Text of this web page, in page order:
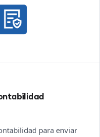
para enviar